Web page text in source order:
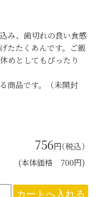
み、歯切れの良い食感
たたくあんです。ご飯
めとしてもぴったり
商品です。（未開封
756円（税込）
(本体価格 700円)